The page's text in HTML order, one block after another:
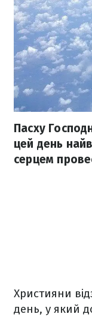
Пасху
цей день
серцем
Християни
день, у який